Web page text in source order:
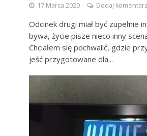
17 Marca 2020 Dodaj komentarz
Odcinek drugi miał być zupełnie
bywa, życie pisze nieco inny
Chciałem się pochwalić, gdzie
jeść przygotowane dla...